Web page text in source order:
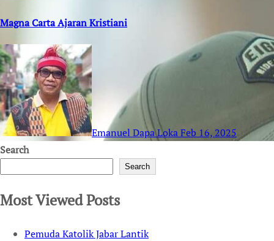
Magna Carta Ajaran Kristiani
Emanuel Dapa LokaFeb 16, 2025
Search
Search
Most Viewed Posts
Pemuda Katolik Jabar Lantik